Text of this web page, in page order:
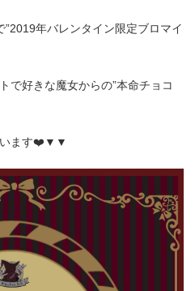
年バレンタイン限定ブロマイ
好きな魔女からの”本命チョコ
います❤️▼▼